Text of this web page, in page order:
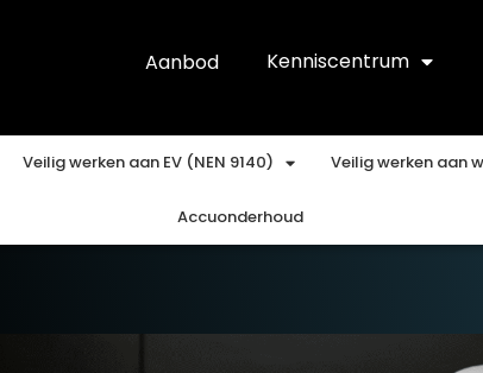
Aanbod Kenniscentrum
Veilig werken aan EV (NEN 9140) Veilig werken aan
Accuonderhoud